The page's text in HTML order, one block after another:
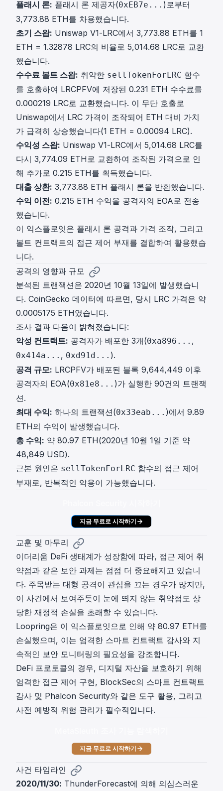
플래시 론: 플래시 론 제공자(0xEB7e... )로부터
3,773.88 ETH를 차용했습니다.
초기 스왑: Uniswap V1-LRC에서 3,773.88 ETH를 1
ETH = 1.32878 LRC의 비율로 5,014.68 LRC로 교환
했습니다.
수수료 볼트 스왑: 취약한 sellTokenForLRC 함수
를 호출하여 LRCPFV에 저장된 0.231 ETH 수수료를
0.000219 LRC로 교환했습니다. 이 무단 호출로
Uniswap에서 LRC 가격이 조작되어 ETH 대비 가치
가 급격히 상승했습니다(1 ETH = 0.00094 LRC).
수익성 스왑: Uniswap V1-LRC에서 5,014.68 LRC를
다시 3,774.09 ETH로 교환하여 조작된 가격으로 인
해 추가로 0.215 ETH를 획득했습니다.
대출 상환: 3,773.88 ETH 플래시 론을 반환했습니다.
수익 이전: 0.215 ETH 수익을 공격자의 EOA로 전송
했습니다.
이 익스플로잇은 플래시 론 공격과 가격 조작, 그리고
볼트 컨트랙트의 접근 제어 부재를 결합하여 활용했습
니다.
공격의 영향과 규모
분석된 트랜잭션은 2020년 10월 13일에 발생했습니
다. CoinGecko 데이터에 따르면, 당시 LRC 가격은 약
0.0005175 ETH였습니다.
조사 결과 다음이 밝혀졌습니다:
악성 컨트랙트: 공격자가 배포한 3개(0xa896... ,
0x414a... , 0xd91d... ).
공격 규모: LRCPFV가 배포된 블록 9,644,449 이후
공격자의 EOA(0x81e8... )가 실행한 90건의 트랜잭
션.
최대 수익: 하나의 트랜잭션(0x33eab... )에서 9.89
ETH의 수익이 발생했습니다.
총 수익: 약 80.97 ETH(2020년 10월 1일 기준 약
48,849 USD).
근본 원인은 sellTokenForLRC 함수의 접근 제어
부재로, 반복적인 악용이 가능했습니다.
지금 무료로 시작하기
교훈 및 마무리
이더리움 DeFi 생태계가 성장함에 따라, 접근 제어 취
약점과 같은 보안 과제는 점점 더 중요해지고 있습니
다. 주목받는 대형 공격이 관심을 끄는 경우가 많지만,
이 사건에서 보여주듯이 눈에 띄지 않는 취약점도 상
당한 재정적 손실을 초래할 수 있습니다.
Loopring은 이 익스플로잇으로 인해 약 80.97 ETH를
손실했으며, 이는 엄격한 스마트 컨트랙트 감사와 지
속적인 보안 모니터링의 필요성을 강조합니다.
DeFi 프로토콜의 경우, 디지털 자산을 보호하기 위해
엄격한 접근 제어 구현, BlockSec의 스마트 컨트랙트
감사 및 Phalcon Security와 같은 도구 활용, 그리고
사전 예방적 위험 관리가 필수적입니다.
지금 무료로 시작하기
사건 타임라인
2020/11/30: ThunderForecast에 의해 의심스러운